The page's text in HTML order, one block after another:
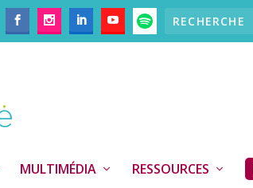
MULTIMÉDIA RESSOURCES